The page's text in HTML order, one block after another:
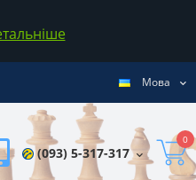
Мова
(093) 5-317-317
0